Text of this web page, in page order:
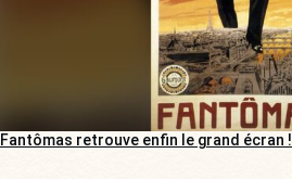
Fantômas retrouve enfin le grand écran !